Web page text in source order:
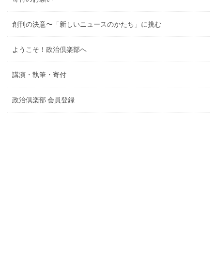
創刊の決意〜「新しいニュースのかたち」に挑む
ようこそ！政治倶楽部へ
講演・執筆・寄付
政治倶楽部 会員登録